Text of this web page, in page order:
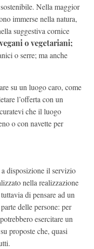
Nella maggior
immerse nella natura,
suggestiva cornice
o vegetariani;
o serre; ma anche
su un luogo caro, come
l’offerta con un
che il luogo
o con navette per
disposizione il servizio
nella realizzazione
di pensare ad un
delle persone: per
esercitare un
proposte che, quasi